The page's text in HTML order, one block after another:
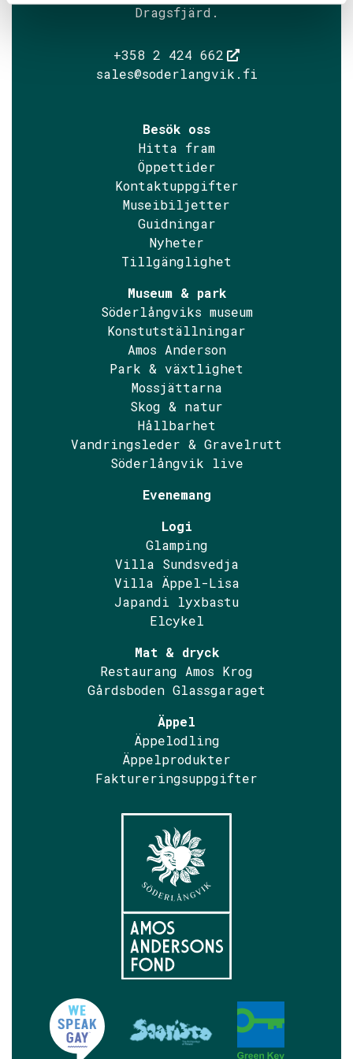
Dragsfjärd.
+358 2 424 662
sales@soderlangvik.fi
Besök oss
Hitta fram
Öppettider
Kontaktuppgifter
Museibiljetter
Guidningar
Nyheter
Tillgänglighet
Museum & park
Söderlångviks museum
Konstutställningar
Amos Anderson
Park & växtlighet
Mossjättarna
Skog & natur
Hållbarhet
Vandringsleder & Gravelrutt
Söderlångvik live
Evenemang
Logi
Glamping
Villa Sundsvedja
Villa Äppel-Lisa
Japandi lyxbastu
Elcykel
Mat & dryck
Restaurang Amos Krog
Gårdsboden Glassgaraget
Äppel
Äppelodling
Äppelprodukter
Faktureringsuppgifter